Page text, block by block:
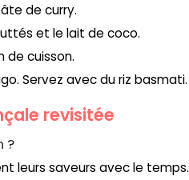
de curry.
et le lait de coco.
de cuisson.
Servez avec du riz basmati.
revisitée
?
leurs saveurs avec le temps.